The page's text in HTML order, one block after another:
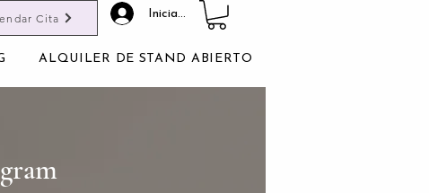
Cita Iniciar sesión
ALQUILER DE STAND ABIERTO